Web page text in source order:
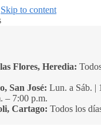
Skip to content
Flores, Heredia:
San José: Lun. a Sáb. |
– 7:00 p.m.
Cartago: Todos los